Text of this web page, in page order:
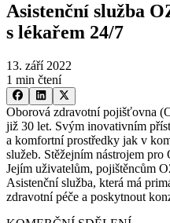
Asistenční služba
s lékařem 24/7
13. září 2022
1 min čtení
Oborová zdravotní pojišťovna
již 30 let. Svým inovativním
a komfortní prostředky jak v
služeb. Stěžejním nástrojem
Jejím uživatelům, pojištěncům
Asistenční služba, která má
zdravotní péče a poskytnout